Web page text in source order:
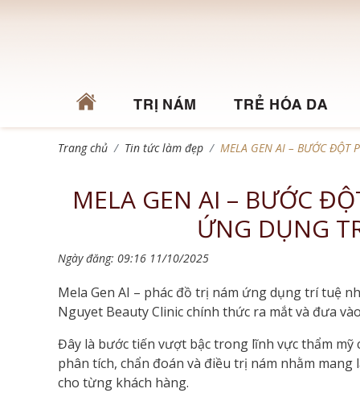
TRỊ NÁM TRẺ HÓA DA
Trang chủ Tin tức làm đẹp MELA GEN AI – BƯỚC ĐỘT
MELA GEN AI – BƯỚC
ỨNG DỤNG
Ngày đăng: 09:16 11/10/2025
Mela Gen AI – phác đồ trị nám ứng dụng trí tuệ
Nguyet Beauty Clinic chính thức ra mắt và đưa
Đây là bước tiến vượt bậc trong lĩnh vực thẩm
phân tích, chẩn đoán và điều trị nám nhằm
cho từng khách hàng.